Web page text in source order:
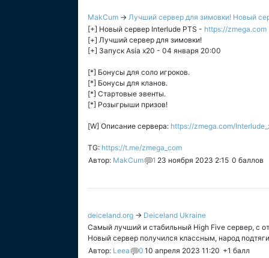
MakCum → Лучший сервер для зимовки! Новый
[+] Новый сервер Interlude PTS - https://zmega.com
[+] Лучший сервер для зимовки!
[+] Запуск Asia x20 - 04 января 20:00
[*] Бонусы для соло игроков.
[*] Бонусы для кланов.
[*] Стартовые эвенты.
[*] Розыгрыши призов!
[W] Описание сервера: https://zmega.com/
TG: https://t.me/zmega_com
Автор: MakCum 1 23 ноября 2023 2:15 0 баллов
deiceland.org → Deiceland Ukraine
Самый лучший и стабильный High Five сервер, с
Новый сервер получился классным, народ
Автор: Leea 0 10 апреля 2023 11:20 +1 балл